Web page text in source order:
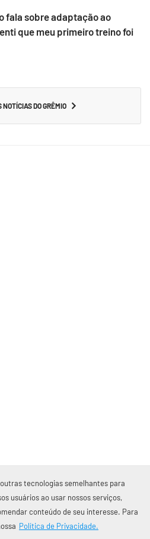
fala sobre adaptação ao
que meu primeiro treino foi
NOTÍCIAS DO GRÊMIO
Gremistas.net
— Porto Alegre/RS
tecnologias semelhantes para
usuários ao usar nossos serviços,
conteúdo de seu interesse. Para
Política de Privacidade.